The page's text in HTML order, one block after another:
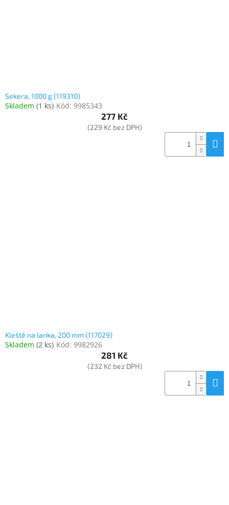
Sekera, 1000 g (119310)
Skladem (1 ks) Kód: 9985343
277 Kč
(229 Kč bez DPH)
Kleště na lanka, 200 mm (117029)
Skladem (2 ks) Kód: 9982926
281 Kč
(232 Kč bez DPH)